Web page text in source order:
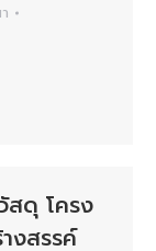
สดุ โครง
งสรรค์